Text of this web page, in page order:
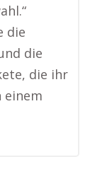
die
die
die ihr
einem